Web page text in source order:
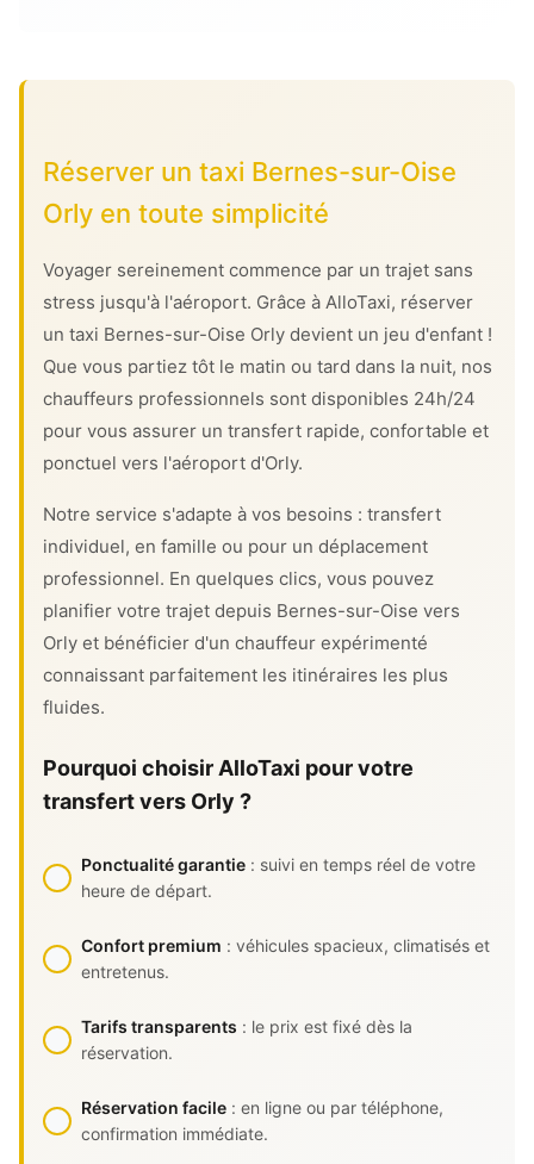
Réserver un taxi Bernes-sur-Oise
Orly en toute simplicité
Voyager sereinement commence par un trajet sans
stress jusqu'à l'aéroport. Grâce à AlloTaxi, réserver
un taxi Bernes-sur-Oise Orly devient un jeu d'enfant !
Que vous partiez tôt le matin ou tard dans la nuit, nos
chauffeurs professionnels sont disponibles 24h/24
pour vous assurer un transfert rapide, confortable et
ponctuel vers l'aéroport d'Orly.
Notre service s'adapte à vos besoins : transfert
individuel, en famille ou pour un déplacement
professionnel. En quelques clics, vous pouvez
planifier votre trajet depuis Bernes-sur-Oise vers
Orly et bénéficier d'un chauffeur expérimenté
connaissant parfaitement les itinéraires les plus
fluides.
Pourquoi choisir AlloTaxi pour votre
transfert vers Orly ?
Ponctualité garantie : suivi en temps réel de votre
heure de départ.
Confort premium : véhicules spacieux, climatisés et
entretenus.
Tarifs transparents : le prix est fixé dès la
réservation.
Réservation facile : en ligne ou par téléphone,
confirmation immédiate.